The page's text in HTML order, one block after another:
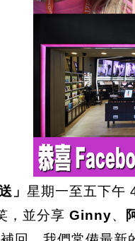
」 星期一至五下午
，並分享 Ginny、